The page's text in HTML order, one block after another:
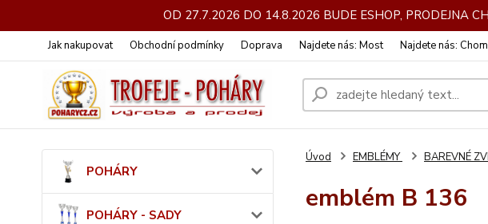
OD 27.7.2026 DO 14.8.2026 BUDE ESHOP, PRODEJNA
Jak nakupovat Obchodní podmínky Doprava Najdete nás: Most Najdete nás:
POHÁRY
POHÁRY - SADY
Úvod EMBLÉMY BAREVNÉ
emblém B 136